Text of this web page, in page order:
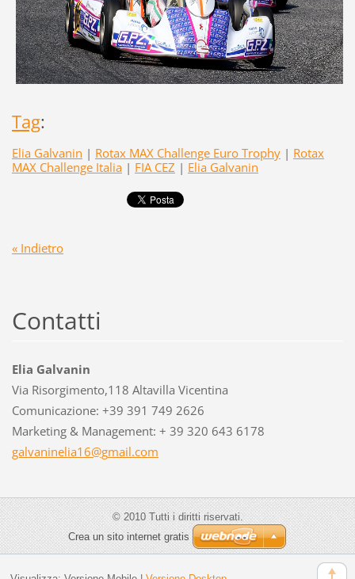
Tag:
Elia Galvanin | Rotax MAX Challenge Euro Trophy | Rotax
MAX Challenge Italia | FIA CEZ | Elia Galvanin
« Indietro
Contatti
Elia Galvanin
Via Risorgimento,118 Altavilla Vicentina
Comunicazione: +39 391 749 2626
Marketing & Management: + 39 320 643 6178
galvaninelia16@gmail.com
© 2010 Tutti i diritti riservati.
Crea un sito internet gratis